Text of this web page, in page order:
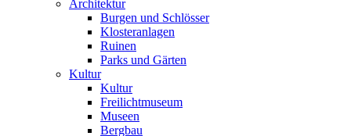
Architektur
Burgen und Schlösser
Klosteranlagen
Ruinen
Parks und Gärten
Kultur
Kultur
Freilichtmuseum
Museen
Bergbau